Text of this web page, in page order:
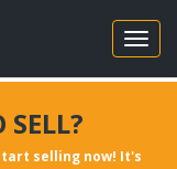
SELL?
selling now! It's